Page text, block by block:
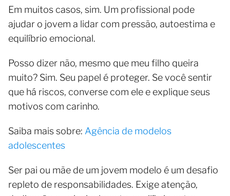
Em muitos casos, sim. Um profissional pode
ajudar o jovem a lidar com pressão, autoestima e
equilíbrio emocional.
Posso dizer não, mesmo que meu filho queira
muito? Sim. Seu papel é proteger. Se você sentir
que há riscos, converse com ele e explique seus
motivos com carinho.
Saiba mais sobre: Agência de modelos
adolescentes
Ser pai ou mãe de um jovem modelo é um desafio
repleto de responsabilidades. Exige atenção,